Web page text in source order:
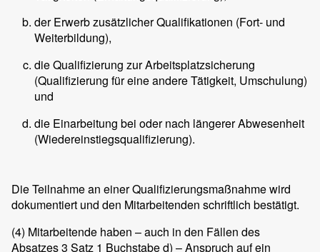
der Erwerb zusätzlicher Qualifikationen (Fort- und
Weiterbildung),
die Qualifizierung zur Arbeitsplatzsicherung
(Qualifizierung für eine andere Tätigkeit, Umschulung)
und
die Einarbeitung bei oder nach längerer Abwesenheit
(Wiedereinstiegsqualifizierung).
Die Teilnahme an einer Qualifizierungsmaßnahme wird
dokumentiert und den Mitarbeitenden schriftlich bestätigt.
(4) Mitarbeitende haben – auch in den Fällen des
Absatzes 3 Satz 1 Buchstabe d) – Anspruch auf ein